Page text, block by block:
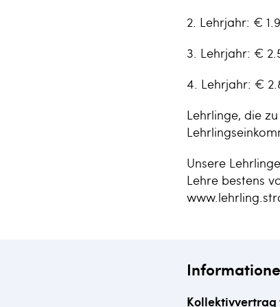
2. Lehrjahr: €
3. Lehrjahr: €
4. Lehrjahr: €
Lehrlinge, die
Unsere
Lehre bestens